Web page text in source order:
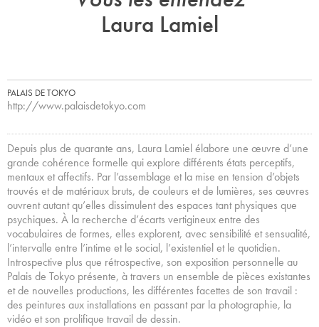
Laura Lamiel
PALAIS DE TOKYO
http://www.palaisdetokyo.com
Depuis plus de quarante ans, Laura Lamiel élabore une œuvre d’une
grande cohérence formelle qui explore différents états perceptifs,
mentaux et affectifs. Par l’assemblage et la mise en tension d’objets
trouvés et de matériaux bruts, de couleurs et de lumières, ses œuvres
ouvrent autant qu’elles dissimulent des espaces tant physiques que
psychiques. À la recherche d’écarts vertigineux entre des
vocabulaires de formes, elles explorent, avec sensibilité et sensualité,
l’intervalle entre l’intime et le social, l’existentiel et le quotidien.
Introspective plus que rétrospective, son exposition personnelle au
Palais de Tokyo présente, à travers un ensemble de pièces existantes
et de nouvelles productions, les différentes facettes de son travail :
des peintures aux installations en passant par la photographie, la
vidéo et son prolifique travail de dessin.